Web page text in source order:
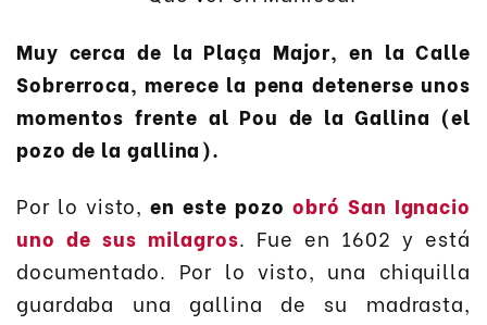
Muy cerca de la Plaça Major, en la Calle
Sobrerroca, merece la pena detenerse unos
momentos frente al Pou de la Gallina (el
pozo de la gallina).
Por lo visto,en este pozo obró San Ignacio
uno de sus milagros. Fue en 1602 y está
documentado. Por lo visto, una chiquilla
guardaba una gallina de su madrasta,